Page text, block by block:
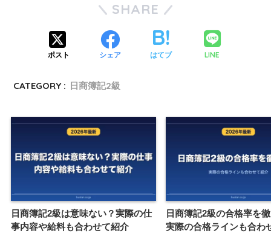
SHARE
ポスト シェア はてブ LINE
CATEGORY : 日商簿記2級
日商簿記2級は意味ない？実際の仕
事内容や給料も合わせて紹介
日商簿記2級の合格率を
実際の合格ラインも合わ